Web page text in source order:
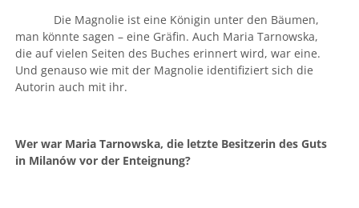
Die Magnolie ist eine Königin unter den Bäumen,
man könnte sagen – eine Gräfin. Auch Maria Tarnowska,
die auf vielen Seiten des Buches erinnert wird, war eine.
Und genauso wie mit der Magnolie identifiziert sich die
Autorin auch mit ihr.
Wer war Maria Tarnowska, die letzte Besitzerin des Guts
in Milanów vor der Enteignung?